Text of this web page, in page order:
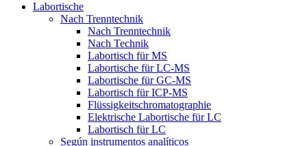
Labortische
Nach Trenntechnik
Nach Trenntechnik
Nach Technik
Labortisch für MS
Labortische für LC-MS
Labortische für GC-MS
Labortisch für ICP-MS
Flüssigkeitschromatographie
Elektrische Labortische für LC
Labortisch für LC
Según instrumentos analíticos